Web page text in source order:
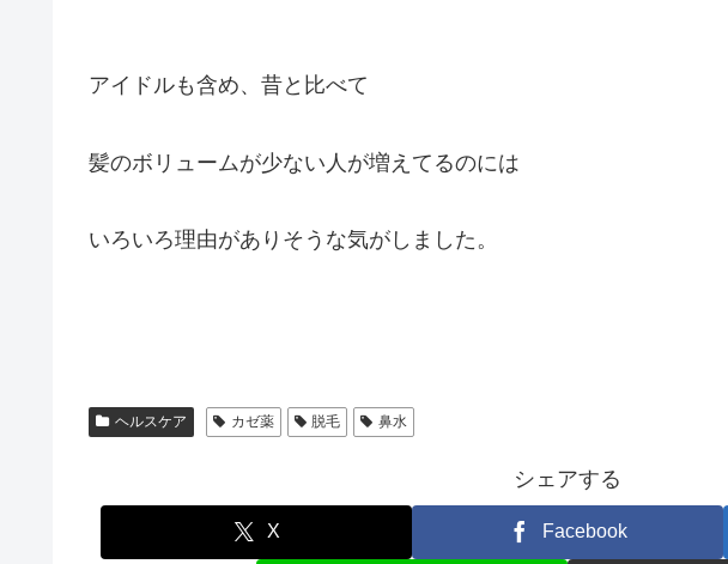
アイドルも含め、昔と比べて
髪のボリュームが少ない人が増えてるのには
いろいろ理由がありそうな気がしました。
ヘルスケア カゼ薬 脱毛 鼻水
シェアする
X Facebook